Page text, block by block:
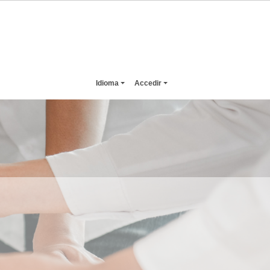
Idioma Accedir